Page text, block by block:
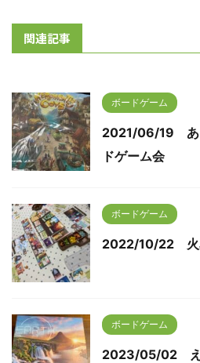
関連記事
ボードゲーム
2021/06/19 あ
ドゲーム会
ボードゲーム
2022/10/22 火
ボードゲーム
2023/05/02 え